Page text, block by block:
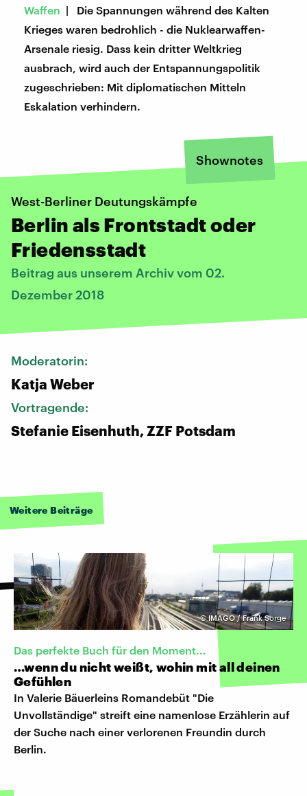
Waffen | Die Spannungen während des Kalten
Krieges waren bedrohlich - die Nuklearwaffen-
Arsenale riesig. Dass kein dritter Weltkrieg
ausbrach, wird auch der Entspannungspolitik
zugeschrieben: Mit diplomatischen Mitteln
Eskalation verhindern.
Shownotes
West-Berliner Deutungskämpfe
Berlin als Frontstadt oder
Friedensstadt
Beitrag aus unserem Archiv vom 02.
Dezember 2018
Moderatorin:
Katja Weber
Vortragende:
Stefanie Eisenhuth, ZZF Potsdam
Weitere Beiträge
©IMAGO / Frank Sorge
Das perfekte Buch für den Moment...
…wenn du nicht weißt, wohin mit all deinen
Gefühlen
In Valerie Bäuerleins Romandebüt "Die
Unvollständige" streift eine namenlose Erzählerin auf
der Suche nach einer verlorenen Freundin durch
Berlin.